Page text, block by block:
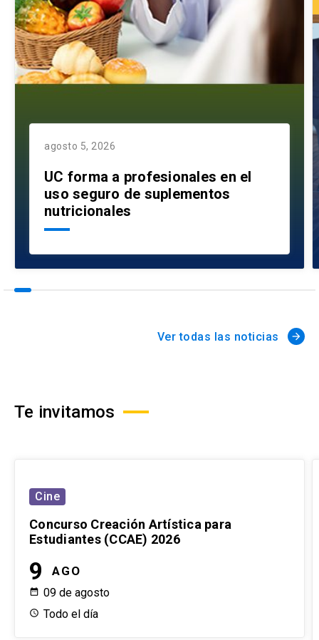
agosto 5, 2026
UC forma a profesionales en el
uso seguro de suplementos
nutricionales
Ver todas las noticias arrow_forward
Te invitamos
Cine
Concurso Creación Artística para
Estudiantes (CCAE) 2026
9 AGO
09 de agosto
Todo el día